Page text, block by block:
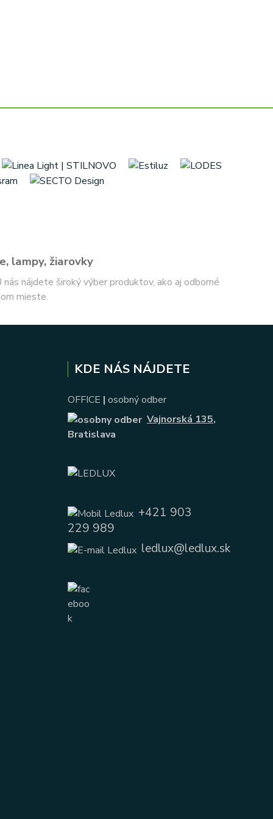
lampy, žiarovky
nájdete široký výber produktov, ako aj odborné
mieste.
KDE NÁS NÁJDETE
OFFICE | osobný odber
Vajnorská 135,
Bratislava
+421 903
229 989
ledlux@ledlux.sk